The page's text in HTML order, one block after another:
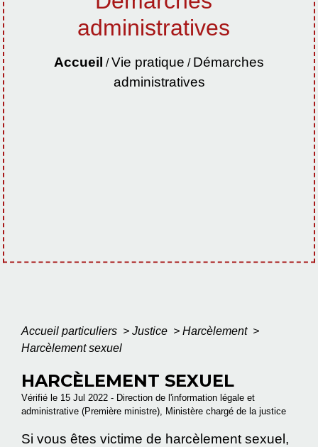
administratives
Accueil /Vie pratique / Démarches
administratives
Accueil particuliers > Justice > Harcèlement >
Harcèlement sexuel
HARCÈLEMENT SEXUEL
Vérifié le 15 Jul 2022 - Direction de l'information légale et
administrative (Première ministre), Ministère chargé de la justice
Si vous êtes victime de harcèlement sexuel,